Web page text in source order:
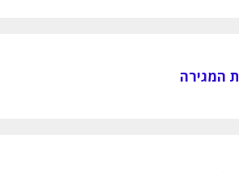
המגירה